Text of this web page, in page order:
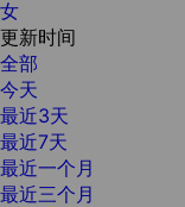
女
更新时间
全部
今天
最近3天
最近7天
最近一个月
最近三个月